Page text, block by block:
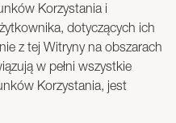
Korzystania i
dotyczących ich
z tej Witryny na obszarach
w pełni wszystkie
Korzystania, jest